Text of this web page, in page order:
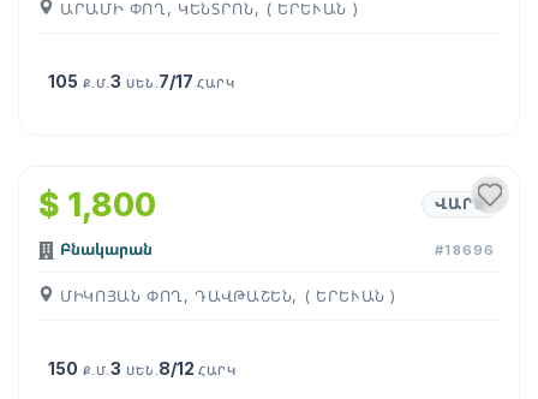
ԱՐԱՄԻ ՓՈՂ, ԿԵՆՏՐՈՆ, ( ԵՐԵՒԱՆ )
105 Ք.Մ.3 ՍԵՆ. 7/17ՀԱՐԿ
$ 1,800 ՎԱՐՁ
Բնակարան #18696
ՄԻԿՈՅԱՆ ՓՈՂ, ԴԱՎԹԱՇԵՆ, ( ԵՐԵՒԱՆ )
150 Ք.Մ.3 ՍԵՆ. 8/12ՀԱՐԿ